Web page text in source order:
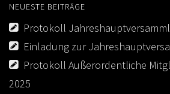
NEUESTE BEITRÄGE
Protokoll
Einladung zur
Protokoll Außerordentliche
2025